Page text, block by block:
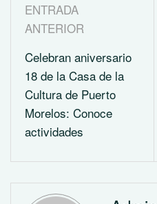
ENTRADA
ANTERIOR
Celebran aniversario
18 de la Casa de la
Cultura de Puerto
Morelos: Conoce
actividades